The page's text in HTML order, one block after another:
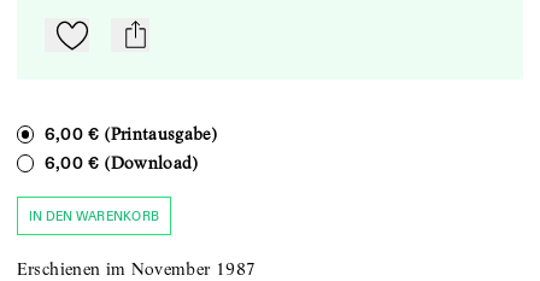
Zu Mein-TdZ hinzufügen
mail
6,00 €(Printausgabe)
6,00 €(Download)
IN DEN WARENKORB
Erschienen im November 1987